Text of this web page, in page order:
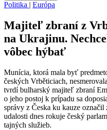
Politika | Európa
Majiteľ zbraní z
na Ukrajinu.
vôbec hýbať
Munícia, ktorá mala byť
českých Vrběticiach,
tvrdí bulharský majiteľ zbraní
o jeho postoj k prípadu sa
správy z Česka ku kauze
udalosti dnes rokuje český
tajných služieb.